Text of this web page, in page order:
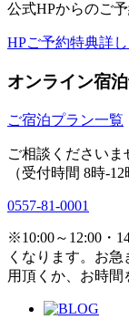
公式HPからのご
HPご予約特典詳
オンライン宿
ご宿泊プラン一覧
ご相談くださいま
（受付時間 8時-
0557-81-0001
※10:00～12:00・
くなります。お
用頂くか、お時間